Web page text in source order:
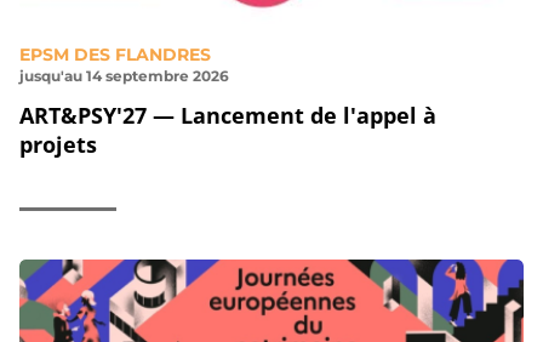
EPSM DES FLANDRES
jusqu'au 14 septembre 2026
ART&PSY'27 — Lancement de l'appel à
projets